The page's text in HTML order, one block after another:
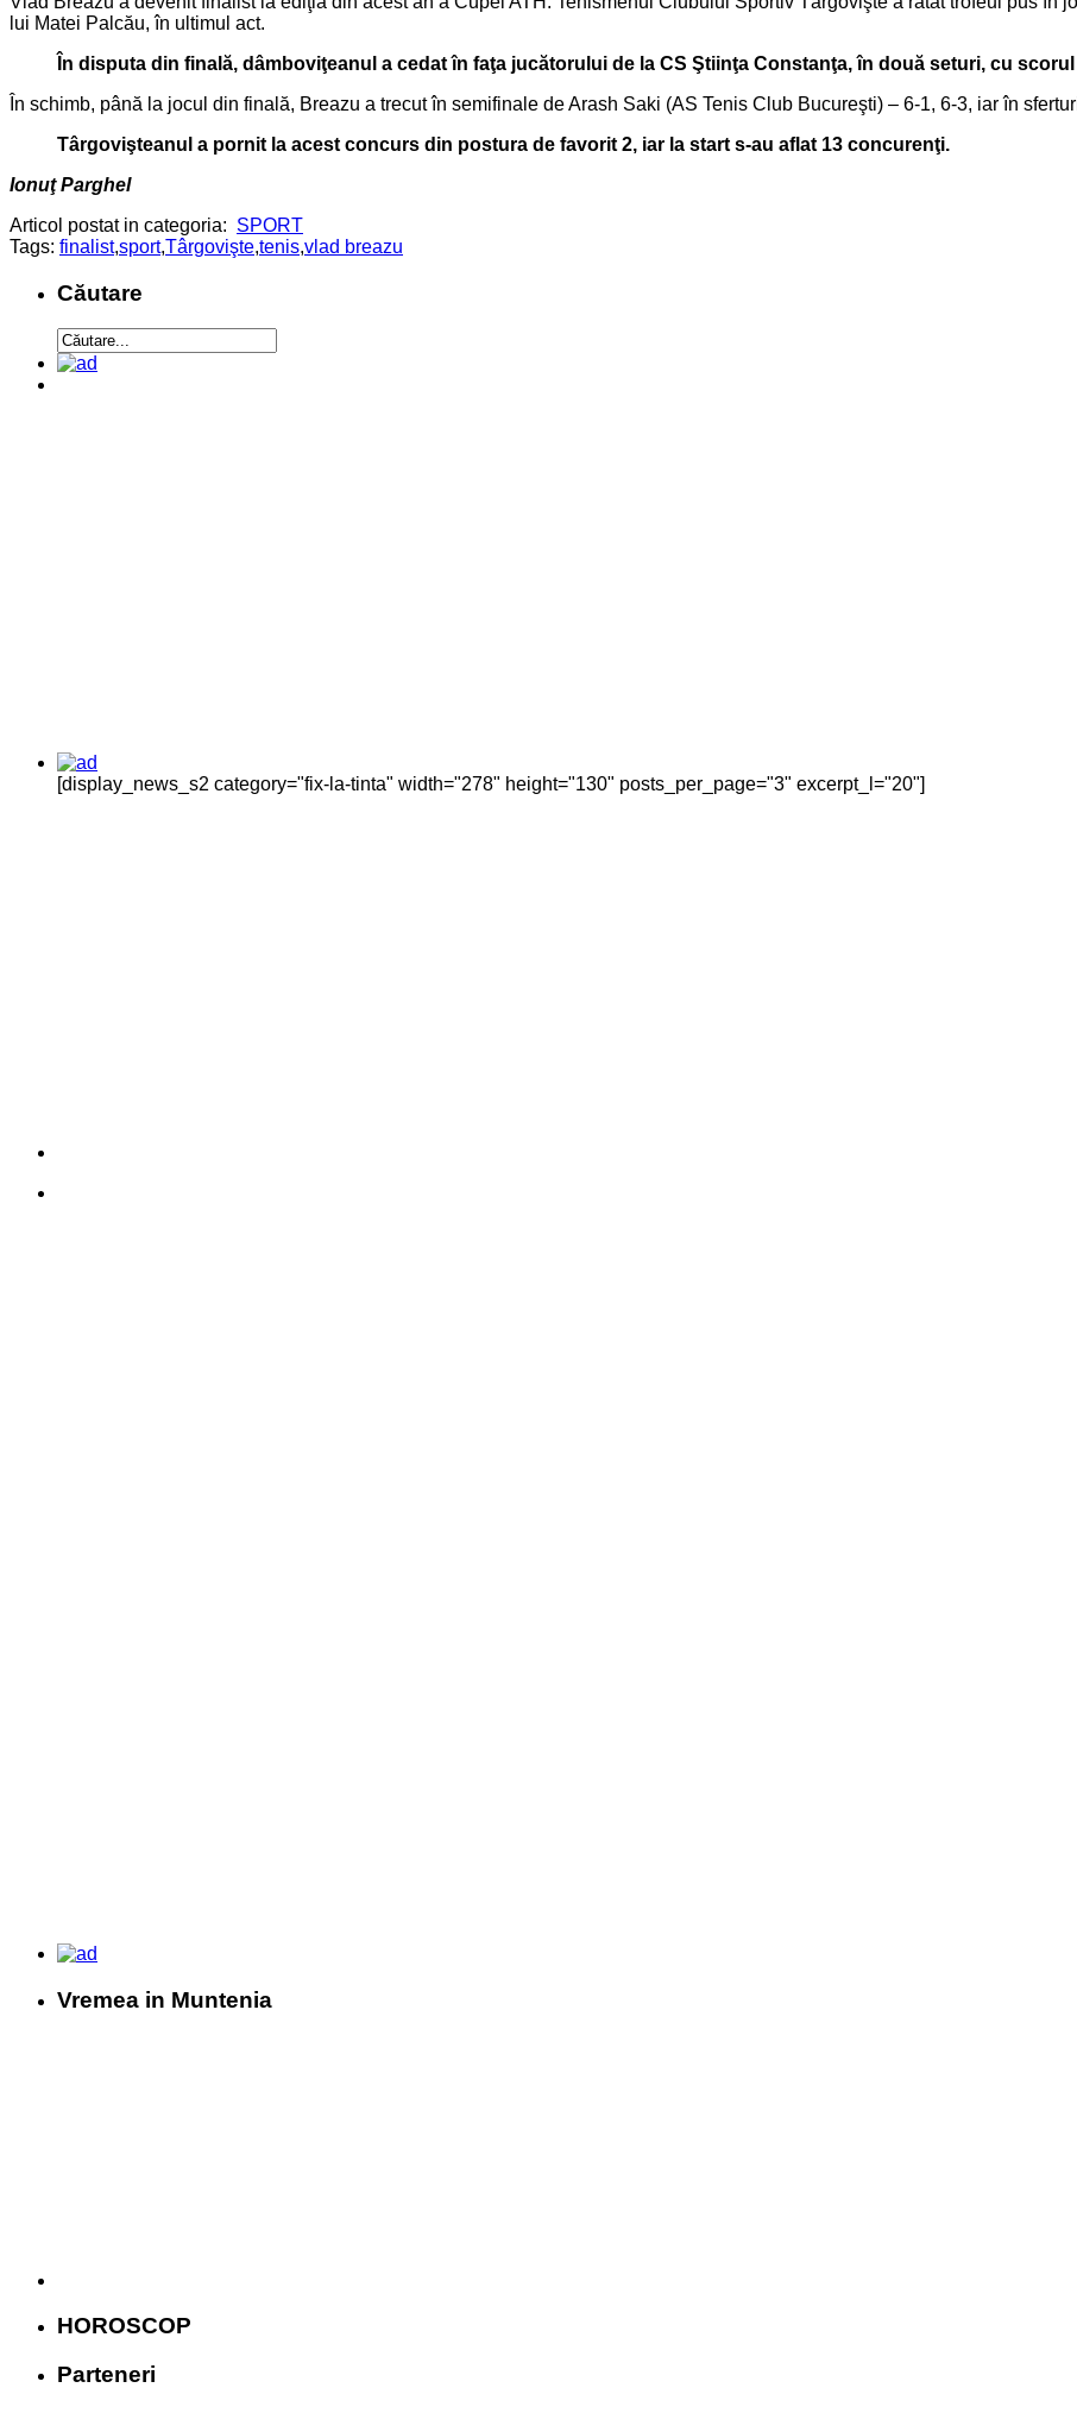
lui Matei Palcău, în ultimul act.
În disputa din finală, dâmboviţeanul a cedat în faţa jucătorului de la CS Ştiinţa Constanţa, în două seturi, cu scorul
În schimb, până la jocul din finală, Breazu a trecut în semifinale de Arash Saki (AS Tenis Club Bucureşti) – 6-1, 6-3, iar în
Târgovişteanul a pornit la acest concurs din postura de favorit 2, iar la start s-au aflat 13 concurenţi.
Ionuţ Parghel
Articol postat in categoria: SPORT
Tags: finalist,sport,Târgovişte,tenis,vlad breazu
Căutare
[display_news_s2 category="fix-la-tinta" width="278" height="130" posts_per_page="3" excerpt_l="20"]
Vremea in Muntenia
HOROSCOP
Parteneri